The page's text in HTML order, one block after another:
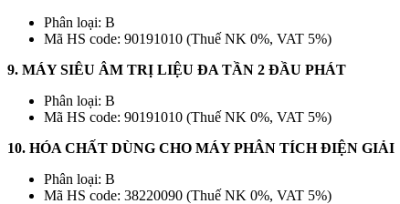
Phân loại: B
Mã HS code: 90191010 (Thuế NK 0%, VAT 5%)
9. MÁY SIÊU ÂM TRỊ LIỆU ĐA TẦN 2 ĐẦU PHÁT
Phân loại: B
Mã HS code: 90191010 (Thuế NK 0%, VAT 5%)
10. HÓA CHẤT DÙNG CHO MÁY PHÂN TÍCH ĐIỆN GIẢI
Phân loại: B
Mã HS code: 38220090 (Thuế NK 0%, VAT 5%)